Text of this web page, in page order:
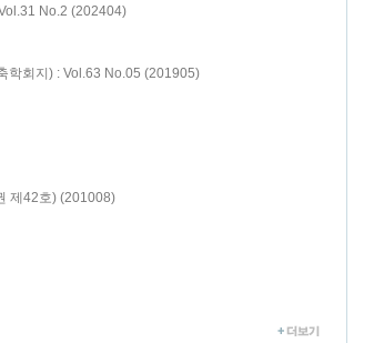
No.2 (202404)
학회지) : Vol.63 No.05 (201905)
제42호) (201008)